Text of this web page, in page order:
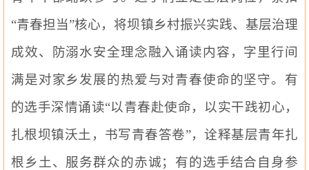
“青春担当”核心，将坝镇乡村振兴实践、基层治理
成效、防溺水安全理念融入诵读内容，字里行间
满是对家乡发展的热爱与对青春使命的坚守。有
的选手深情诵读“以青春赴使命，以实干践初心，
扎根坝镇沃土，书写青春答卷”，诠释基层青年扎
根乡土、服务群众的赤诚；有的选手结合自身参